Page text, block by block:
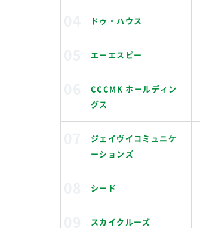
ドゥ・ハウス
エーエスピー
CCCMK ホールディン
グス
ジェイヴイコミュニケ
ーションズ
シード
スカイクルーズ